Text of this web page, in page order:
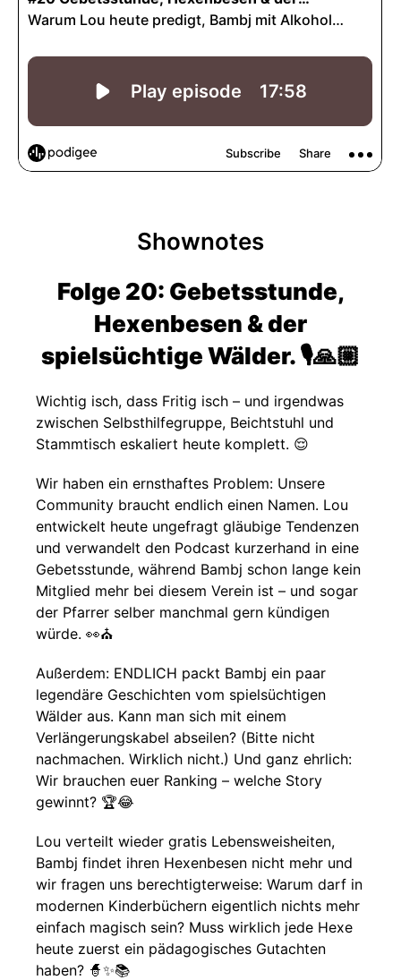
Shownotes
Folge 20: Gebetsstunde,
Hexenbesen & der
spielsüchtige Wälder. 🎙️🙏🏼
Wichtig isch, dass Fritig isch – und irgendwas
zwischen Selbsthilfegruppe, Beichtstuhl und
Stammtisch eskaliert heute komplett. 😌
Wir haben ein ernsthaftes Problem: Unsere
Community braucht endlich einen Namen. Lou
entwickelt heute ungefragt gläubige Tendenzen
und verwandelt den Podcast kurzerhand in eine
Gebetsstunde, während Bambj schon lange kein
Mitglied mehr bei diesem Verein ist – und sogar
der Pfarrer selber manchmal gern kündigen
würde. 👀⛪
Außerdem: ENDLICH packt Bambj ein paar
legendäre Geschichten vom spielsüchtigen
Wälder aus. Kann man sich mit einem
Verlängerungskabel abseilen? (Bitte nicht
nachmachen. Wirklich nicht.) Und ganz ehrlich:
Wir brauchen euer Ranking – welche Story
gewinnt? 🏆😂
Lou verteilt wieder gratis Lebensweisheiten,
Bambj findet ihren Hexenbesen nicht mehr und
wir fragen uns berechtigterweise: Warum darf in
modernen Kinderbüchern eigentlich nichts mehr
einfach magisch sein? Muss wirklich jede Hexe
heute zuerst ein pädagogisches Gutachten
haben? 🧙✨📚